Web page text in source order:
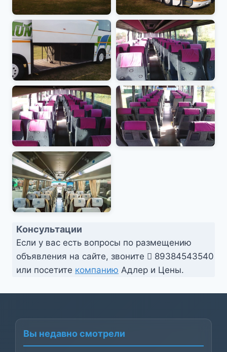
Консультации
Если у вас есть вопросы по размещению
объявления на сайте, звоните
89384543540
или посетите компанию Адлер и Цены.
Вы недавно смотрели